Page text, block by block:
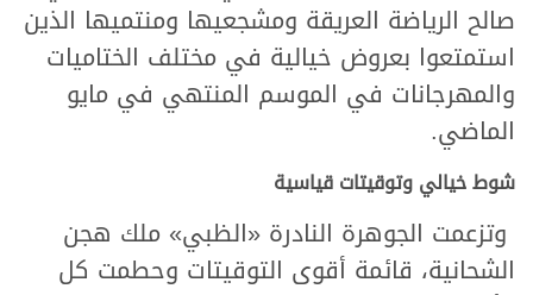
صالح الرياضة العريقة ومشجعيها ومنتميها الذين
استمتعوا بعروض خيالية في مختلف الختاميات
والمهرجانات في الموسم المنتهي في مايو
الماضي.
شوط خيالي وتوقيتات قياسية
وتزعمت الجوهرة النادرة «الظبي» ملك هجن
الشحانية، قائمة أقوى التوقيتات وحطمت كل